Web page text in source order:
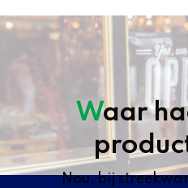
Waar haal ik dat
Nou, bij